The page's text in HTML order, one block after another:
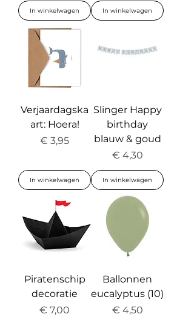
In winkelwagen In winkelwagen
Verjaardagska
art: Hoera!
Prijs
€ 3,95
In winkelwagen
Slinger Happy
birthday
blauw & goud
Prijs
€ 4,30
In winkelwagen
Piratenschip
decoratie
Prijs
€ 7,00
Ballonnen
eucalyptus (10)
Prijs
€ 4,50